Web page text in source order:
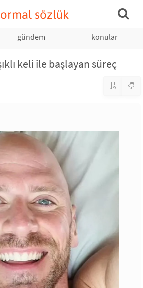
sözlük
gündem konular
keli ile başlayan süreç